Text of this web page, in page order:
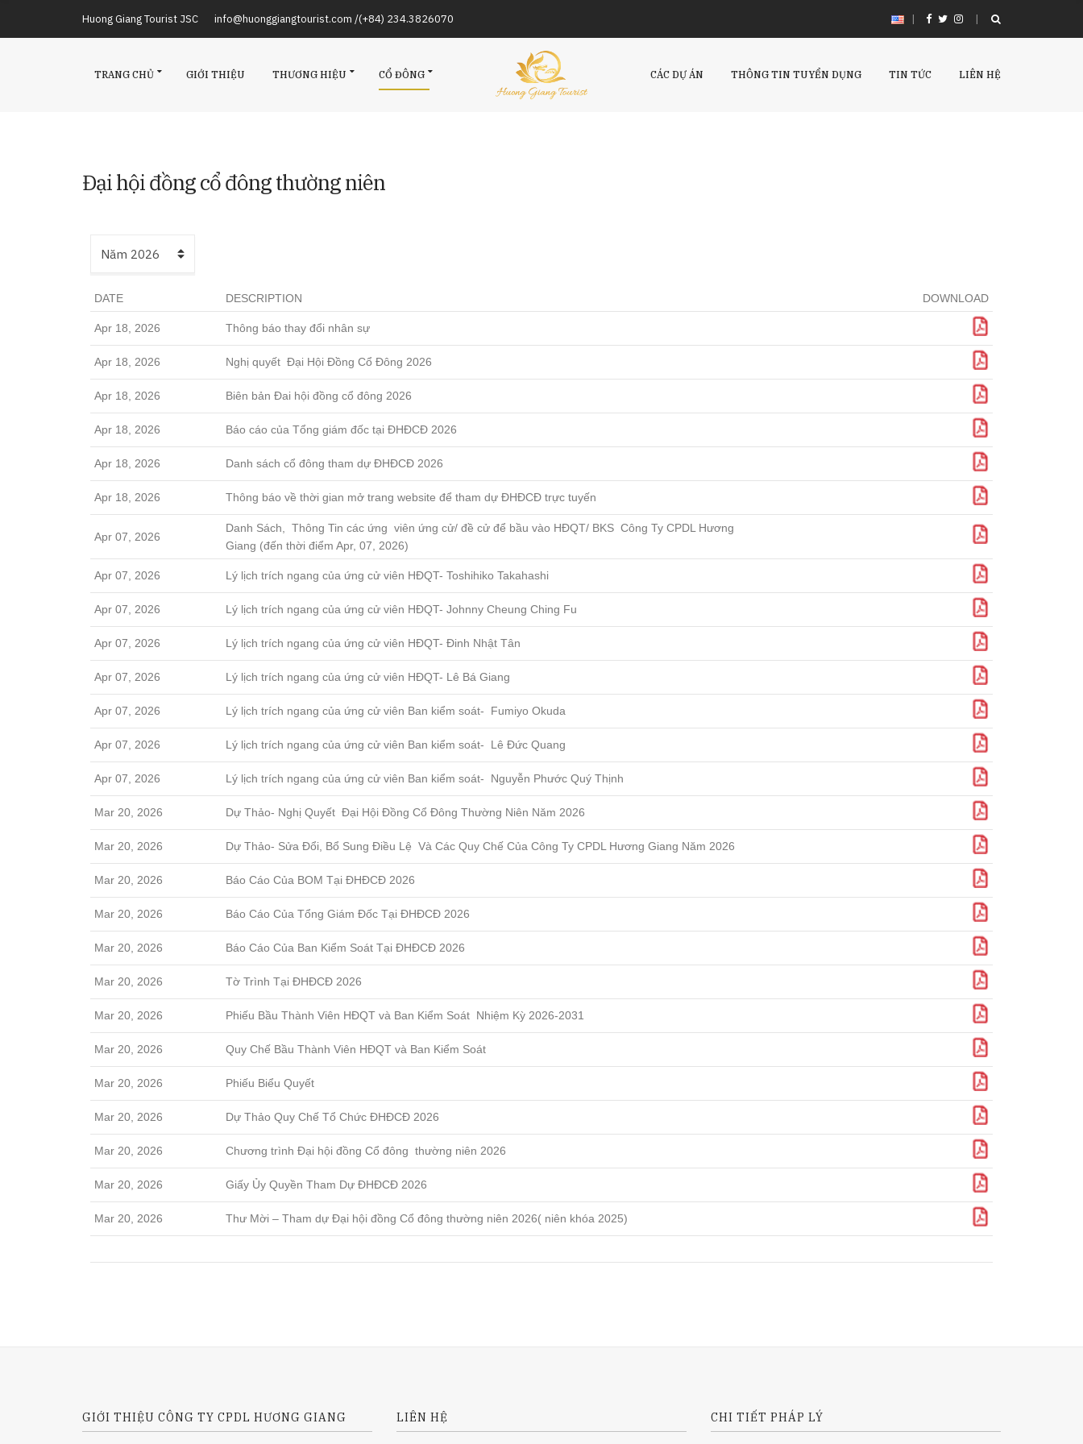
Huong Giang Tourist JSC info@huonggiangtourist.com /(+84) 234.3826070 |
TRANG CHỦ GIỚI THIỆU THƯƠNG HIỆU CỔ ĐÔNG CÁC DỰ ÁN THÔNG TIN TUYỂN DỤNG TIN TỨC LIÊN HỆ
Đại hội đồng cổ đông thường niên
DATE DESCRIPTION DOWNLOAD
Apr 18, 2026 Thông báo thay đổi nhân sự Download
Apr 18, 2026 Nghị quyết Đại Hội Đồng Cổ Đông 2026 Download
Apr 18, 2026 Biên bản Đai hội đồng cổ đông 2026 Download
Apr 18, 2026 Báo cáo của Tổng giám đốc tại ĐHĐCĐ 2026 Download
Apr 18, 2026 Danh sách cổ đông tham dự ĐHĐCĐ 2026 Download
Apr 18, 2026 Thông báo về thời gian mở trang website để tham dự ĐHĐCĐ trực tuyến Download
Apr 07, 2026
Danh Sách, Thông Tin các ứng viên ứng cử/ đề cử để bầu vào HĐQT/ BKS Công Ty CPDL Hương
Giang (đến thời điểm Apr, 07, 2026)
Download
Apr 07, 2026 Lý lịch trích ngang của ứng cử viên HĐQT- Toshihiko Takahashi Download
Apr 07, 2026 Lý lịch trích ngang của ứng cử viên HĐQT- Johnny Cheung Ching Fu Download
Apr 07, 2026 Lý lịch trích ngang của ứng cử viên HĐQT- Đinh Nhật Tân Download
Apr 07, 2026 Lý lịch trích ngang của ứng cử viên HĐQT- Lê Bá Giang Download
Apr 07, 2026 Lý lịch trích ngang của ứng cử viên Ban kiểm soát- Fumiyo Okuda Download
Apr 07, 2026 Lý lịch trích ngang của ứng cử viên Ban kiểm soát- Lê Đức Quang Download
Apr 07, 2026 Lý lịch trích ngang của ứng cử viên Ban kiểm soát- Nguyễn Phước Quý Thịnh Download
Mar 20, 2026 Dự Thảo- Nghị Quyết Đại Hội Đồng Cổ Đông Thường Niên Năm 2026 Download
Mar 20, 2026 Dự Thảo- Sửa Đổi, Bổ Sung Điều Lệ Và Các Quy Chế Của Công Ty CPDL Hương Giang Năm 2026 Download
Mar 20, 2026 Báo Cáo Của BOM Tại ĐHĐCĐ 2026 Download
Mar 20, 2026 Báo Cáo Của Tổng Giám Đốc Tại ĐHĐCĐ 2026 Download
Mar 20, 2026 Báo Cáo Của Ban Kiểm Soát Tại ĐHĐCĐ 2026 Download
Mar 20, 2026 Tờ Trình Tại ĐHĐCĐ 2026 Download
Mar 20, 2026 Phiếu Bầu Thành Viên HĐQT và Ban Kiểm Soát Nhiệm Kỳ 2026-2031 Download
Mar 20, 2026 Quy Chế Bầu Thành Viên HĐQT và Ban Kiểm Soát Download
Mar 20, 2026 Phiếu Biểu Quyết Download
Mar 20, 2026 Dự Thảo Quy Chế Tổ Chức ĐHĐCĐ 2026 Download
Mar 20, 2026 Chương trình Đại hội đồng Cổ đông thường niên 2026 Download
Mar 20, 2026 Giấy Ủy Quyền Tham Dự ĐHĐCĐ 2026 Download
Mar 20, 2026 Thư Mời – Tham dự Đại hội đồng Cổ đông thường niên 2026( niên khóa 2025) Download
GIỚI THIỆU CÔNG TY CPDL HƯƠNG GIANG LIÊN HỆ CHI TIẾT PHÁP LÝ